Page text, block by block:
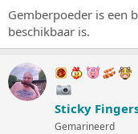
Het belangrijkste
textuur. verse gember is
geven aan je gerecht,
een zoetere toon
Schiet me lek als ik het
Gemberpoeder is een
beschikbaar is.
Sticky
Gemarineerd